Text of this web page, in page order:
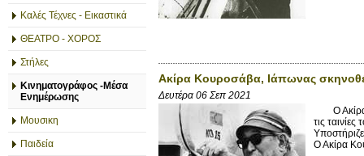
Καλές Τέχνες - Εικαστικά
ΘΕΑΤΡΟ - ΧΟΡΟΣ
Στήλες
Κινηματογράφος -Μέσα
Ενημέρωσης
Μουσικη
Παιδεία
Ακίρα Κουροσάβα, Ιάπωνας
Δευτέρα 06 Σεπ 2021
Ο Ακίρα
τις
Ο Ακίρα